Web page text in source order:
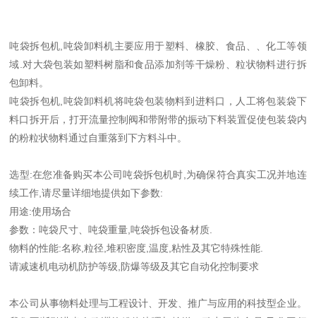
吨袋拆包机,吨袋卸料机主要应用于塑料、橡胶、食品、、化工等领
域.对大袋包装如塑料树脂和食品添加剂等干燥粉、粒状物料进行拆
包卸料。
吨袋拆包机,吨袋卸料机将吨袋包装物料到进料口，人工将包装袋下
料口拆开后，打开流量控制阀和带附带的振动下料装置促使包装袋内
的粉粒状物料通过自重落到下方料斗中。
选型:在您准备购买本公司吨袋拆包机时,为确保符合真实工况并地连
续工作,请尽量详细地提供如下参数:
用途:使用场合
参数：吨袋尺寸、吨袋重量,吨袋拆包设备材质.
物料的性能:名称,粒径,堆积密度,温度,粘性及其它特殊性能.
请减速机电动机防护等级,防爆等级及其它自动化控制要求
本公司从事物料处理与工程设计、开发、推广与应用的科技型企业。